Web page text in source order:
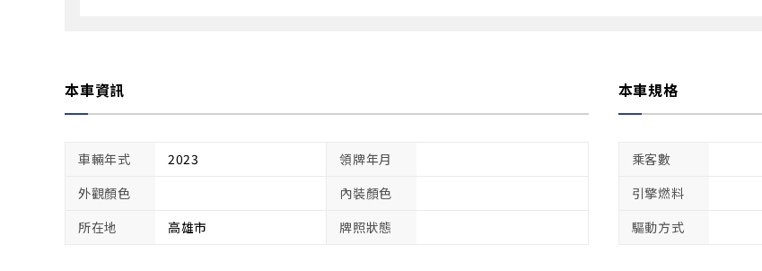
本車資訊
車輛年式 2023
領牌年月
外觀顏色
內裝顏色
所在地
高雄市 牌照狀態
本車規格
乘客數
引擎燃料
驅動方式